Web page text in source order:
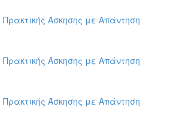
Άσκησης με Απάντηση
Άσκησης με Απάντηση
Άσκησης με Απάντηση